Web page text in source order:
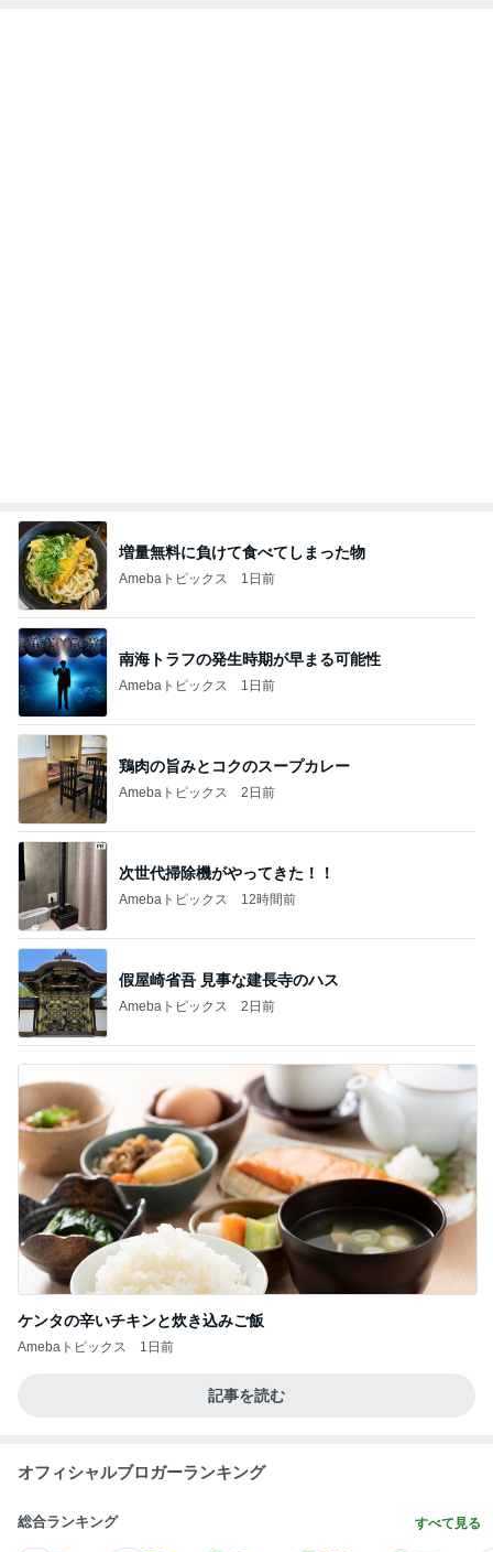
増量無料に負けて食べてしまった物
Amebaトピックス 1日前
南海トラフの発生時期が早まる可能性
Amebaトピックス 1日前
鶏肉の旨みとコクのスープカレー
Amebaトピックス 2日前
次世代掃除機がやってきた！！
Amebaトピックス 12時間前
假屋崎省吾 見事な建長寺のハス
Amebaトピックス 2日前
ケンタの辛いチキンと炊き込みご飯
Amebaトピックス 1日前
記事を読む
オフィシャルブロガーランキング
総合ランキング すべて見る